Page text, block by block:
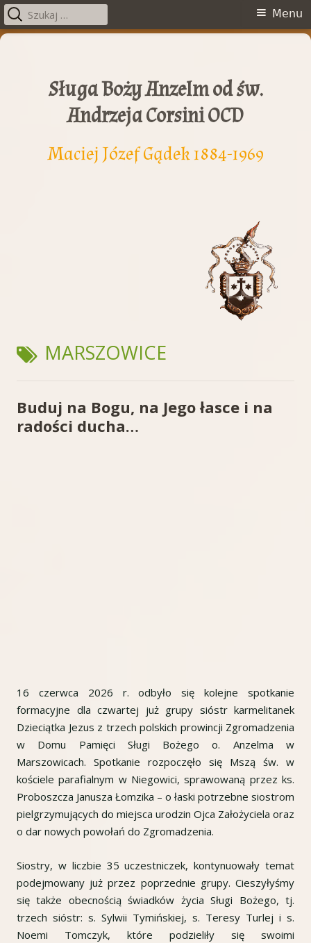
Przeskocz
Sługa Boży Anzelm od św.
Andrzeja Corsini OCD
Maciej Józef Gądek 1884-1969
Menu
główne
Menu
Szukaj:
TAGI:
MARSZOWICE
Buduj na Bogu, na Jego łasce i na
radości ducha…
16 czerwca 2026 r. odbyło się kolejne spotkanie
formacyjne dla czwartej już grupy sióstr karmelitanek
Dzieciątka Jezus z trzech polskich prowincji Zgromadzenia
w Domu Pamięci Sługi Bożego o. Anzelma w
Marszowicach. Spotkanie rozpoczęło się Mszą św. w
kościele parafialnym w Niegowici, sprawowaną przez ks.
Proboszcza Janusza Łomzika – o łaski potrzebne siostrom
pielgrzymujących do miejsca urodzin Ojca Założyciela oraz
o dar nowych powołań do Zgromadzenia.
Siostry, w liczbie 35 uczestniczek, kontynuowały temat
podejmowany już przez poprzednie grupy. Cieszyłyśmy
się także obecnością świadków życia Sługi Bożego, tj.
trzech sióstr: s. Sylwii Tymińskiej, s. Teresy Turlej i s.
Noemi Tomczyk, które podzieliły się swoimi